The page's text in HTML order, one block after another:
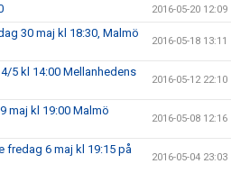
2016-05-20 12:09
30 maj kl 18:30, Malmö
2016-05-18 13:11
5 kl 14:00 Mellanhedens
2016-05-12 22:10
maj kl 19:00 Malmö
2016-05-08 12:16
fredag 6 maj kl 19:15 på
2016-05-04 23:03